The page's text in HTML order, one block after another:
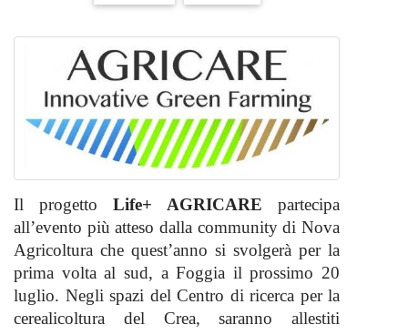
Il progetto Life+ AGRICARE partecipa
all’evento più atteso dalla community di Nova
Agricoltura che quest’anno si svolgerà per la
prima volta al sud, a Foggia il prossimo 20
luglio. Negli spazi del Centro di ricerca per la
cerealicoltura del Crea, saranno allestiti